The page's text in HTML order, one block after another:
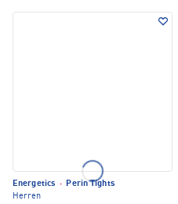
Energetics · Perin Tights
Herren